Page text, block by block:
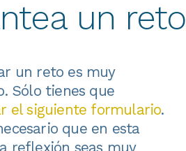
un reto
un reto es muy
Sólo tienes que
el siguiente formulario.
que en esta
reflexión seas muy